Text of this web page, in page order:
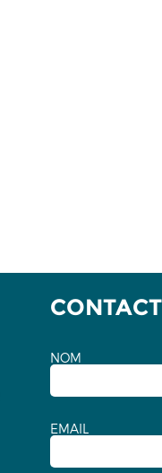
CONTACT
NOM
EMAIL